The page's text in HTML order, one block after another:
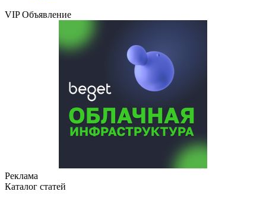
VIP Объявление
Реклама
Каталог статей